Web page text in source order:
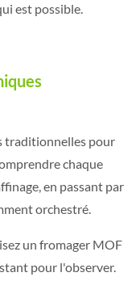
est possible.
traditionnelles pour
chaque
en passant par
orchestré.
un fromager MOF
pour l'observer.